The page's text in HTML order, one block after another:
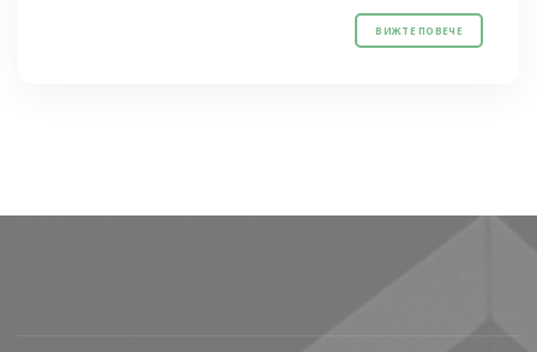
ВИЖТЕ ПОВЕЧЕ